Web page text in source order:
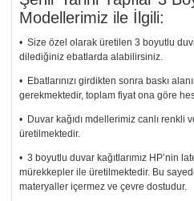
Modellerimiz ile İlgili:
• Size özel olarak üretilen 3 boyutlu
dilediğiniz ebatlarda alabilirsiniz.
• Ebatlarınızı girdikten sonra baskı
gerekmektedir, toplam fiyat ona göre
• Duvar kağıdı mdellerimiz canlı renkli
üretilmektedir.
• 3 boyutlu duvar kağıtlarımız HP’nin
mürekkepler ile üretilmektedir. Bu
materyaller içermez ve çevre dostudur.